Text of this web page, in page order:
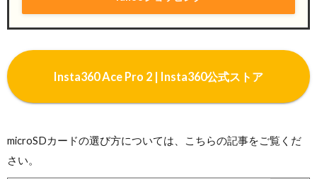
Insta360 Ace Pro 2 | Insta360公式ストア
microSDカードの選び方については、こちらの記事をご覧くだ
さい。